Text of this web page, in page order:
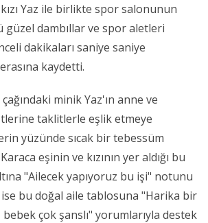
Yaz ile birlikte spor salonunun
dambıllar ve spor aletleri
dakikaları saniye saniye
kaydetti.
minik Yaz'ın anne ve
taklitlerle eşlik etmeye
yüzünde sıcak bir tebessüm
eşinin ve kızının yer aldığı bu
"Ailecek yapıyoruz bu işi" notunu
bu doğal aile tablosuna "Harika bir
çok şanslı" yorumlarıyla destek